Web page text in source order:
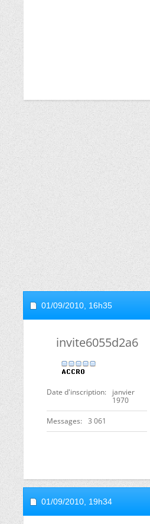
01/09/2010, 16h35
invite6055d2a6
Date d'inscription
janvier
1970
Messages 3 061
01/09/2010, 19h34